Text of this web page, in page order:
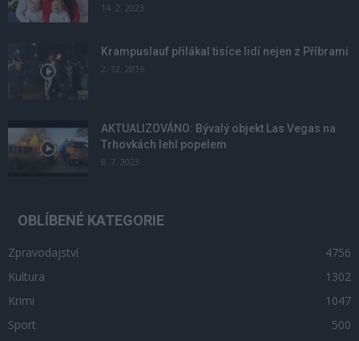
14. 2. 2023
Krampuslauf přilákal tisíce lidí nejen z Příbrami
2. 12. 2016
AKTUALIZOVÁNO: Bývalý objekt Las Vegas na
Trhovkách lehl popelem
8. 7. 2023
OBLÍBENÉ KATEGORIE
Zpravodajství
4756
Kultura
1302
Krimi
1047
Sport
500